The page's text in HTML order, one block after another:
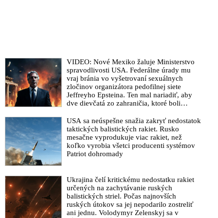
Zároveň odmietla správy, že by si viedol zoznam svojich
klientov, ktorých vydieral kompromitujúcimi informáciami
VIDEO: Na výsluch v kauze pedofilnej siete organizátora
Jeffreyho Epsteina predvolali niekoľkých súčasných a
bývalých vysokopostavených vládnych činiteľov vrátane
vysokopostavený pracovník izraelskej tajnej služby Ari Ben-
Menashe tvrdí, že Epstein pracoval pre Mossad a vydieral
nielen Clintona, ale aj ďalších amerických a svetových
prezidentov a politikov
VIDEO: „Epstein kradol mladé ženy, ktoré pracovali v mojom
rezorte Mar-a-Lago,“ vyhlásil Donald Trump o zosnulom
organizátorovi globálnej pedofilnej siete. Jednou z týchto žien
podľa amerického prezidenta bola dnes už mŕtva sexuálna
otrokyňa Virginia Giuffreová. Minidokument o Epsteinovej
VIDEO: Nové Mexiko žaluje Ministerstvo
spravodlivosti USA. Federálne úrady mu
vraj bránia vo vyšetrovaní sexuálnych
zločinov organizátora pedofilnej siete
Jeffreyho Epsteina. Ten mal nariadiť, aby
dve dievčatá zo zahraničia, ktoré boli
pochovali v blízkosti jeho ranča v tomto
americkom štáte
USA sa neúspešne snažia zakryť nedostatok
taktických balistických rakiet. Rusko
mesačne vyprodukuje viac rakiet, než
koľko vyrobia všetci producenti systémov
Patriot dohromady
Ukrajina čelí kritickému nedostatku rakiet
určených na zachytávanie ruských
balistických striel. Počas najnovších
ruských útokov sa jej nepodarilo zostreliť
ani jednu. Volodymyr Zelenskyj sa v